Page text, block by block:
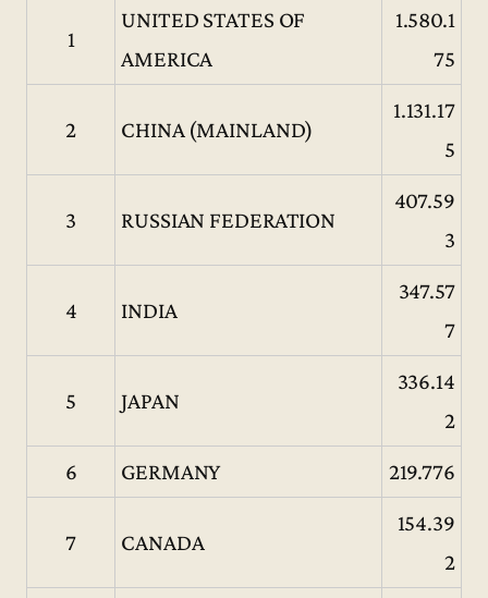
1
UNITED STATES OF
AMERICA
1.580.1
75
2 CHINA (MAINLAND)
1.131.17
5
3 RUSSIAN FEDERATION
407.59
3
4 INDIA
347.57
7
5 JAPAN
336.14
2
6
GERMANY 219.776
7 CANADA
154.39
2